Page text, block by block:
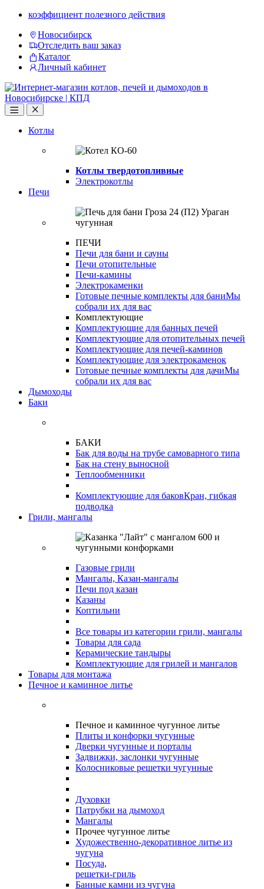
Skip
navigation
Skip
content
коэффициент полезного действия
Новосибирск
Отследить ваш заказ
Каталог
Личный кабинет
Open Close
Котлы
Котлы твердотопливные
Электрокотлы
Печи
ПЕЧИ
Печи для бани и сауны
Печи отопительные
Печи-камины
Электрокаменки
Готовые печные комплекты для баниМы
собрали их для вас
Комплектующие
Комплектующие для банных печей
Комплектующие для отопительных печей
Комплектующие для печей-каминов
Комплектующие для электрокаменок
Готовые печные комплекты для дачиМы
собрали их для вас
Дымоходы
Баки
БАКИ
Бак для воды на трубе самоварного типа
Бак на стену выносной
Теплообменники
Комплектующие для баковКран, гибкая
подводка
Грили, мангалы
Газовые грили
Мангалы, Казан-мангалы
Печи под казан
Казаны
Коптильни
Все товары из категории грили, мангалы
Товары для сада
Керамические тандыры
Комплектующие для грилей и мангалов
Товары для монтажа
Печное и каминное литье
Печное и каминное чугунное литье
Плиты и конфорки чугунные
Дверки чугунные и порталы
Задвижки, заслонки чугунные
Колосниковые решетки чугунные
Духовки
Патрубки на дымоход
Мангалы
Прочее чугунное литье
Художественно-декоративное литье из
чугуна
Посуда,
решетки-гриль
Банные камни из чугуна